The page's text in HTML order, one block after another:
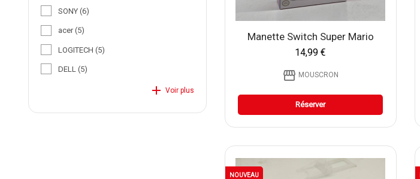
SONY (6)
acer(5)
LOGITECH (5)
DELL (5)
add Voir plus
Manette Switch Super Mario
14,99 €
storefront MOUSCRON
Réserver
NOUVEAU